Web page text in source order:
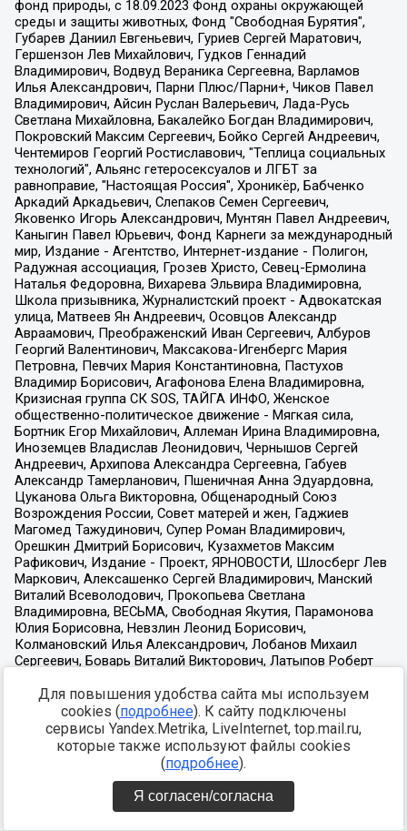
Для повышения удобства сайта мы используем
cookies (подробнее). К сайту подключены
сервисы Yandex.Metrika, LiveInternet, top.mail.ru,
которые также используют файлы cookies
(подробнее).
Я согласен/согласна